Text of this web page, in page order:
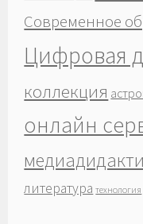
Современное
Цифровая
коллекция
онлайн
литература технология